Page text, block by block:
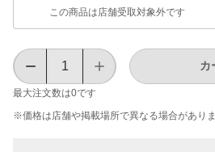
この商品は店舗受取対象外です
最大注文数は0です
カ
※価格は​店舗や​掲載場所で​異なる​場合が​ありま